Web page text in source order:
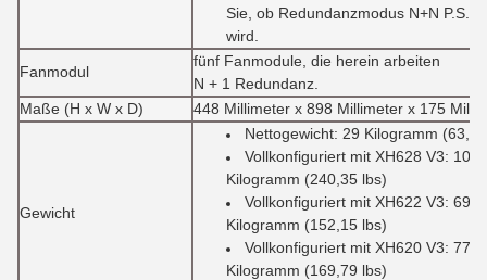
Sie, ob Redundanzmodus N+N P.S.
wird.
Fanmodul
fünf Fanmodule, die herein arbeiten
N + 1 Redundanz.
Maße (H x W x D)
448 Millimeter x 898 Millimeter x 175
Gewicht
Nettogewicht: 29 Kilogramm
Vollkonfiguriert mit XH628 V3: 109
Kilogramm (240,35 lbs)
Vollkonfiguriert mit XH622 V3: 69
Kilogramm (152,15 lbs)
Vollkonfiguriert mit XH620 V3: 77
Kilogramm (169,79 lbs)